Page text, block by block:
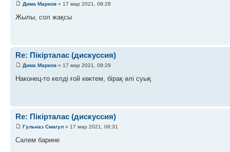
Дима Марков » 17 мар 2021, 08:28
Жылы, сол жақсы
Re: Пікірталас (дискуссия)
Дима Марков » 17 мар 2021, 08:29
Наконец-то келді ғой көктем, бірақ әлі суық
Re: Пікірталас (дискуссия)
Гульназ Смагул » 17 мар 2021, 08:31
Салем барине